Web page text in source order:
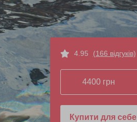
4.95 (166 відгуків)
4400 грн
Купити для себе